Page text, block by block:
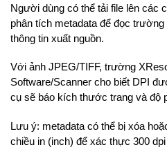
Người dùng có thể tải file lên các
phân tích metadata để đọc
thông tin xuất nguồn.
Với ảnh JPEG/TIFF, trường
Software/Scanner cho biết DPI
cụ sẽ báo kích thước trang và độ
Lưu ý: metadata có thể bị xóa
chiều in (inch) để xác thực 300